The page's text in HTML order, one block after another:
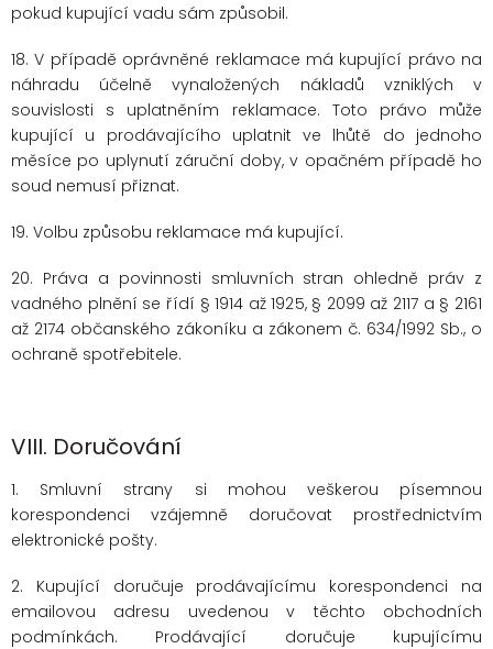
pokud kupující vadu sám způsobil.
18. V případě oprávněné reklamace má kupující právo na
náhradu účelně vynaložených nákladů vzniklých v
souvislosti s uplatněním reklamace. Toto právo může
kupující u prodávajícího uplatnit ve lhůtě do jednoho
měsíce po uplynutí záruční doby, v opačném případě ho
soud nemusí přiznat.
19. Volbu způsobu reklamace má kupující.
20. Práva a povinnosti smluvních stran ohledně práv z
vadného plnění se řídí § 1914 až 1925, § 2099 až 2117 a § 2161
až 2174 občanského zákoníku a zákonem č. 634/1992 Sb., o
ochraně spotřebitele.
VIII. Doručování
1. Smluvní strany si mohou veškerou písemnou
korespondenci vzájemně doručovat prostřednictvím
elektronické pošty.
2. Kupující doručuje prodávajícímu korespondenci na
emailovou adresu uvedenou v těchto obchodních
podmínkách. Prodávající doručuje kupujícímu